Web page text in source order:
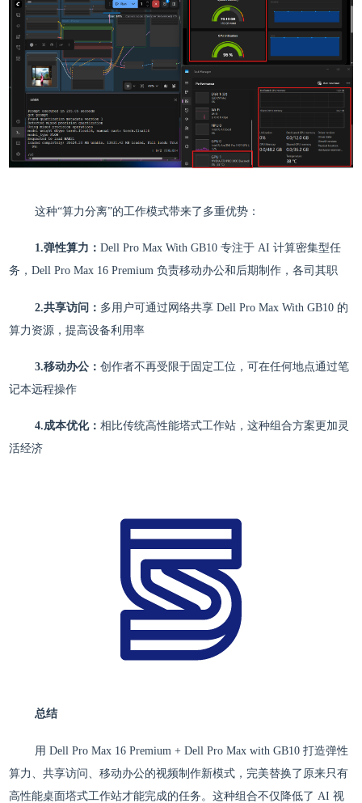
这种“算力分离”的工作模式带来了多重优势：
1.弹性算力： Dell Pro Max With GB10 专注于 AI 计算密集型任
务，Dell Pro Max 16 Premium 负责移动办公和后期制作，各司其职
2.共享访问： 多用户可通过网络共享 Dell Pro Max With GB10 的
算力资源，提高设备利用率
3.移动办公： 创作者不再受限于固定工位，可在任何地点通过笔
记本远程操作
4.成本优化： 相比传统高性能塔式工作站，这种组合方案更加灵
活经济
总结
用 Dell Pro Max 16 Premium + Dell Pro Max with GB10 打造弹性
算力、共享访问、移动办公的视频制作新模式，完美替换了原来只有
高性能桌面塔式工作站才能完成的任务。这种组合不仅降低了 AI 视